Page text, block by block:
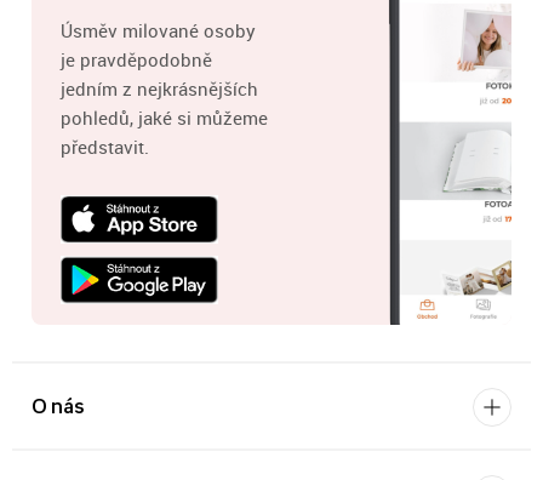
Úsměv milované osoby
je pravděpodobně
jedním z nejkrásnějších
pohledů, jaké si můžeme
představit.
O nás